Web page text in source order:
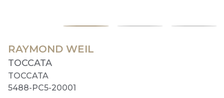
RAYMOND WEIL
TOCCATA
TOCCATA
5488-PC5-20001